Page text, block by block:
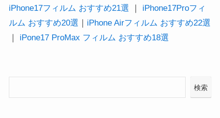
iPhone17フィルム おすすめ21選 ｜
iPhone17Proフィ
ルム おすすめ20選 ｜ iPhone Airフィルム おすすめ22選
｜ iPone17 ProMax フィルム おすすめ18選
検索